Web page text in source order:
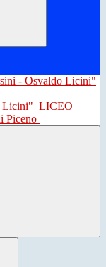
Licini" LICEO
Piceno